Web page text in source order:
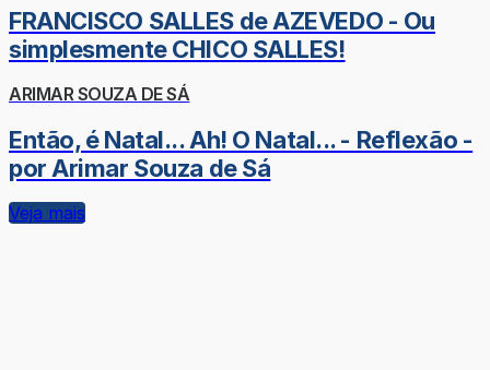
FRANCISCO SALLES de AZEVEDO - Ou
simplesmente CHICO SALLES!
ARIMAR SOUZA DE SÁ
Então, é Natal... Ah! O Natal... - Reflexão -
por Arimar Souza de Sá
Veja mais